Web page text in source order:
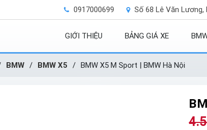
0917000699 Số 68 Lê Văn Lương,
GIỚI THIỆU BẢNG GIÁ XE
BMW / BMW X5 / BMW X5 M Sport | BMW Hà Nội